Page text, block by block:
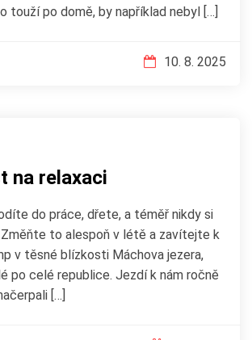
touží po domě, by například nebyl […]
10. 8. 2025
na relaxaci
do práce, dřete, a téměř nikdy si
to alespoň v létě a zavítejte k
v těsné blízkosti Máchova jezera,
po celé republice. Jezdí k nám ročně
[…]